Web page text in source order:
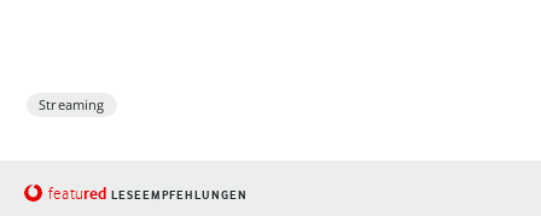
Streaming
featured LESEEMPFEHLUNGEN